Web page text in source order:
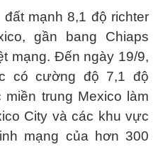
mạnh 8,1 độ richter
gần bang Chiaps
mạng. Đến ngày 19/9,
có cường độ 7,1 độ
trung Mexico làm
City và các khu vực
mạng của hơn 300